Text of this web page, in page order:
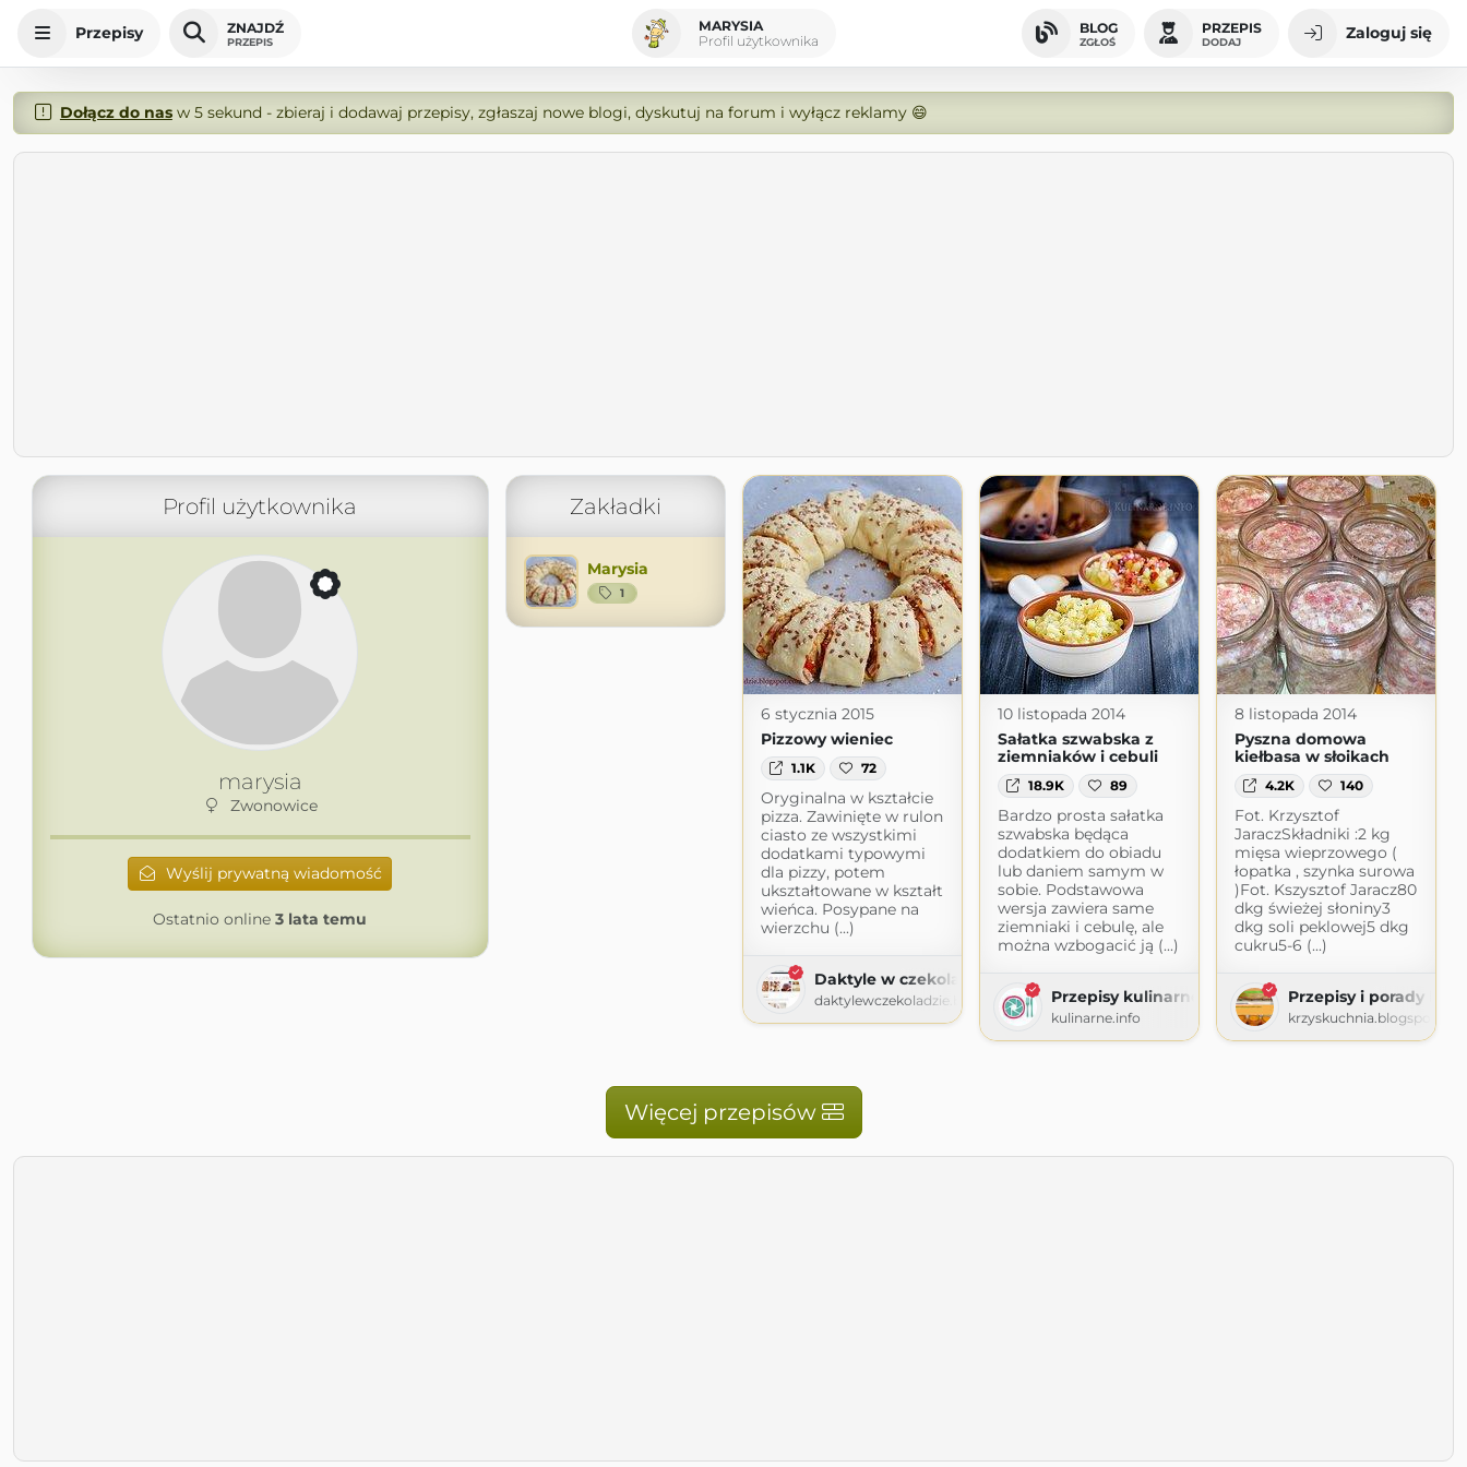
Przepisy ZNAJDŹ
PRZEPIS
MARYSIA
Profil użytkownika
BLOG
ZGŁOŚ
PRZEPIS
DODAJ Zaloguj się
Dołącz do nasw 5 sekund - zbieraj i dodawaj przepisy, zgłaszaj nowe blogi, dyskutuj na forum i wyłącz reklamy 😄
Profil użytkownika
marysia
Zwonowice
Wyślij prywatną wiadomość
Ostatnio online 3 lata temu
Zakładki
Marysia
1
6 stycznia 2015
Pizzowy wieniec
1.1K 72
Oryginalna w kształcie
pizza. Zawinięte w rulon
ciasto ze wszystkimi
dodatkami typowymi
dla pizzy, potem
ukształtowane w kształt
wieńca. Posypane na
wierzchu (...)
Daktyle w czekoladzie
daktylewczekoladzie.blogspot.com
10 listopada 2014
Sałatka szwabska z
ziemniaków i cebuli
18.9K 89
Bardzo prosta sałatka
szwabska będąca
dodatkiem do obiadu
lub daniem samym w
sobie. Podstawowa
wersja zawiera same
ziemniaki i cebulę, ale
można wzbogacić ją (...)
Przepisy kulinarne ze zdjęciami
kulinarne.info
8 listopada 2014
Pyszna domowa
kiełbasa w słoikach
4.2K 140
Fot. Krzysztof
JaraczSkładniki :2 kg
mięsa wieprzowego (
łopatka , szynka surowa
)Fot. Kszysztof Jaracz80
dkg świeżej słoniny3
dkg soli peklowej5 dkg
cukru5-6 (...)
Przepisy i porady
Więcej przepisów